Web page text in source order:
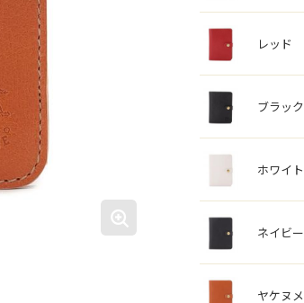
レッド
ブラック
ホワイト
ネイビー
ヤケヌメ